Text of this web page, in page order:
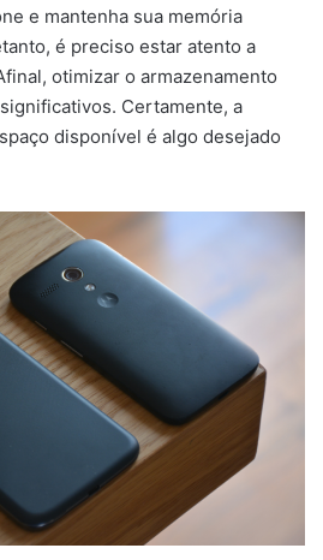
e mantenha sua memória
é preciso estar atento a
otimizar o armazenamento
Certamente, a
disponível é algo desejado